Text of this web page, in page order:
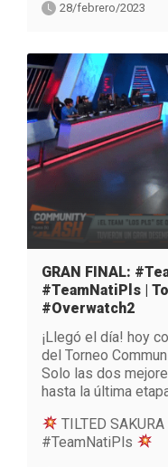
28/febrero/2023
GRAN FINAL:
#TeamNatiPls |
#Overwatch2
¡Llegó el día! hoy
del Torneo
Solo las dos
hasta la última
TILTED
#TeamNatiPls